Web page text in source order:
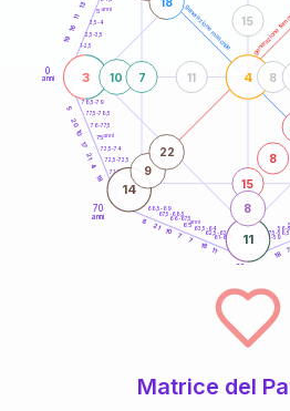
generazione maschile generazione
0
anni
60
70
anni
1-2,5
2,5-3,5
3,5-4
56-
57,5-58,5
58,5-59
61-62,5
62,5-63,5
63,5-64
66-67,5
67,5-68,5
68,5-69
71-72,5
72,5-73,5
73,5-74
76-77,5
77,5-78,5
78,5-79
19
16
11
13
7
18
11
18
7
7
10
21
8
18
4
21
17
10
20
5
3
11
4
14 15
8
10
8
7 8
11
15
9
22
5anni
65anni
75anni
Matrice del